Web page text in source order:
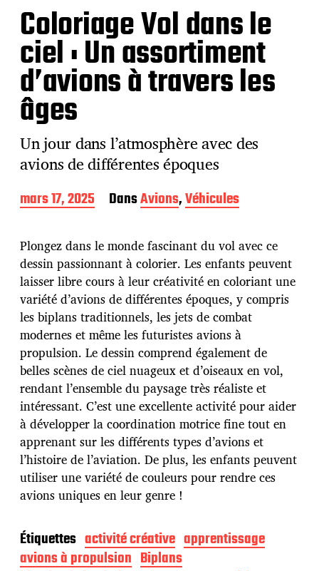
Coloriage Vol dans le
ciel : Un assortiment
d’avions à travers les
âges
Un jour dans l’atmosphère avec des
avions de différentes époques
D
a
e
d
e
p
u
b
l
i
c
a
t
i
o
n
mars 17, 2025 DansAvions,Véhicules
Plongez dans le monde fascinant du vol avec ce
dessin passionnant à colorier. Les enfants peuvent
laisser libre cours à leur créativité en coloriant une
variété d’avions de différentes époques, y compris
les biplans traditionnels, les jets de combat
modernes et même les futuristes avions à
propulsion. Le dessin comprend également de
belles scènes de ciel nuageux et d’oiseaux en vol,
rendant l’ensemble du paysage très réaliste et
intéressant. C’est une excellente activité pour aider
à développer la coordination motrice fine tout en
apprenant sur les différents types d’avions et
l’histoire de l’aviation. De plus, les enfants peuvent
utiliser une variété de couleurs pour rendre ces
avions uniques en leur genre !
Étiquettes activité créative apprentissage
avions à propulsion Biplans